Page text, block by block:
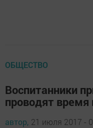
ОБЩЕСТВО
Воспитанники
проводят время
автор, 21 июля 2017 -